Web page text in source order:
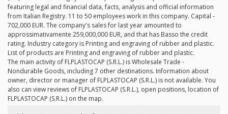
featuring legal and financial data, facts, analysis and official information
from Italian Registry. 11 to 50 employees work in this company. Capital -
702,000 EUR. The company's sales for last year amounted to
approssimativamente 259,000,000 EUR, and that has Basso the credit
rating. Industry category is Printing and engraving of rubber and plastic.
List of products are Printing and engraving of rubber and plastic.
The main activity of FLPLASTOCAP (S.R.L.) is Wholesale Trade -
Nondurable Goods, including 7 other destinations. Information about
owner, director or manager of FLPLASTOCAP (S.R.L.) is not available. You
also can view reviews of FLPLASTOCAP (S.R.L.), open positions, location of
FLPLASTOCAP (S.R.L.) on the map.